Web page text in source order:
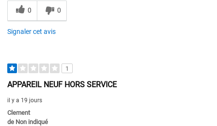
0 0
Signaler cet avis
1
APPAREIL NEUF HORS SERVICE
il y a 19 jours
Clement
de Non indiqué